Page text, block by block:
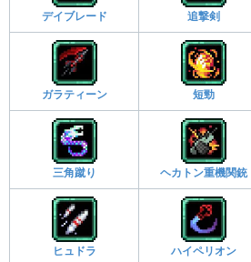
デイブレード 追撃剣
ガラティーン 短勁
三角蹴り ヘカトン重機関銃
ヒュドラ ハイペリオン